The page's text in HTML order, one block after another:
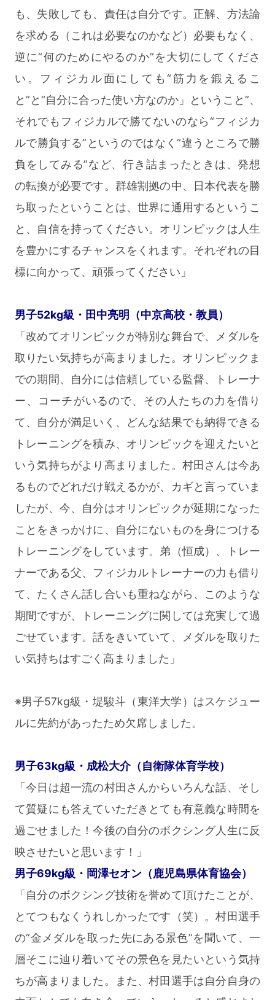
も、失敗しても、責任は自分です。正解、方法論
を求める（これは必要なのかなど）必要もなく、
逆に“何のためにやるのか”を大切にしてくださ
い。フィジカル面にしても“筋力を鍛えるこ
と”と“自分に合った使い方なのか」ということ”、
それでもフィジカルで勝てないのなら“フィジカ
ルで勝負する”というのではなく“違うところで勝
負をしてみる”など、行き詰まったときは、発想
の転換が必要です。群雄割拠の中、日本代表を勝
ち取ったということは、世界に通用するというこ
と、自信を持ってください。オリンピックは人生
を豊かにするチャンスをくれます。それぞれの目
標に向かって、頑張ってください」
男子52kg級・田中亮明（中京高校・教員）
「改めてオリンピックが特別な舞台で、メダルを
取りたい気持ちが高まりました。オリンピックま
での期間、自分には信頼している監督、トレーナ
ー、コーチがいるので、その人たちの力を借り
て、自分が満足いく、どんな結果でも納得できる
トレーニングを積み、オリンピックを迎えたいと
いう気持ちがより高まりました。村田さんは今あ
るものでどれだけ戦えるかが、カギと言っていま
したが、今、自分はオリンピックが延期になった
ことをきっかけに、自分にないものを身につける
トレーニングをしています。弟（恒成）、トレー
ナーである父、フィジカルトレーナーの力も借り
て、たくさん話し合いも重ねながら、このような
期間ですが、トレーニングに関しては充実して過
ごせています。話をきいていて、メダルを取りた
い気持ちはすごく高まりました」
※男子57kg級・堤駿斗（東洋大学）はスケジュー
ルに先約があったため欠席しました。
男子63kg級・成松大介（自衛隊体育学校）
「今日は超一流の村田さんからいろんな話、そし
て質疑にも答えていただきとても有意義な時間を
過ごせました！今後の自分のボクシング人生に反
映させたいと思います！」
男子69kg級・岡澤セオン（鹿児島県体育協会）
「自分のボクシング技術を誉めて頂けたことが、
とてつもなくうれしかったです（笑）。村田選手
の“金メダルを取った先にある景色”を聞いて、一
層そこに辿り着いてその景色を見たいという気持
ちが高まりました。また、村田選手は自分自身の